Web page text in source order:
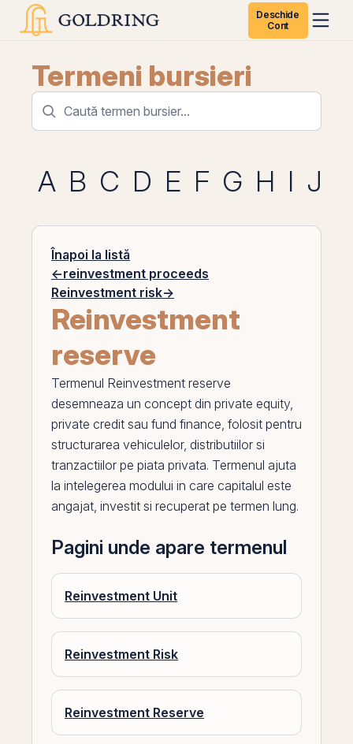
Deschide
Cont
Termeni bursieri
A B C D E F G H I J
Înapoi la listă
←reinvestment proceeds
Reinvestment risk→
Reinvestment
reserve
Termenul Reinvestment reserve
desemneaza un concept din private equity,
private credit sau fund finance, folosit pentru
structurarea vehiculelor, distributiilor si
tranzactiilor pe piata privata. Termenul ajuta
la intelegerea modului in care capitalul este
angajat, investit si recuperat pe termen lung.
Pagini unde apare termenul
Reinvestment Unit
Reinvestment Risk
Reinvestment Reserve